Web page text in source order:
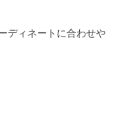
ディネートに合わせや